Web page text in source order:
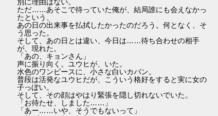
別に理由はない。
ただ……あそこで待っていた俺が、結局誰にも会えなかっ
たという、
あの日の出来事を払拭したかったのだろう。何となく、そ
う思った。
そして、あの日とは違い、今日は……待ち合わせの相手
が、現れた。
「あの、キョンさん」
声に振り向く。ユウヒが、いた。
水色のワンピースに、小さな白いカバン。
普段は活発なユウヒだが、こういう格好をすると実に女の
子っぽい。
そして、その顔はやはり緊張を隠し切れないでいた。
「お待たせ、しました……」
「あー……いや、そうでもないって」